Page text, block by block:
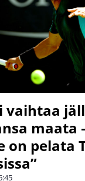
vaihtaa
maata
on pelata